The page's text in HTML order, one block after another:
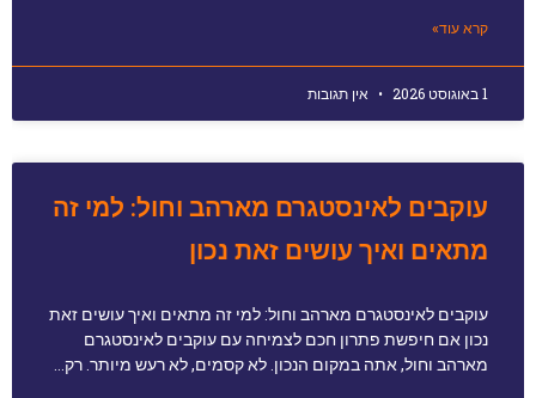
קרא עוד»
1 באוגוסט 2026 אין תגובות
עוקבים לאינסטגרם מארהב וחול: למי זה
מתאים ואיך עושים זאת נכון
עוקבים לאינסטגרם מארהב וחול: למי זה מתאים ואיך עושים זאת
נכון אם חיפשת פתרון חכם לצמיחה עם עוקבים לאינסטגרם
מארהב וחול, אתה במקום הנכון. לא קסמים, לא רעש מיותר. רק…